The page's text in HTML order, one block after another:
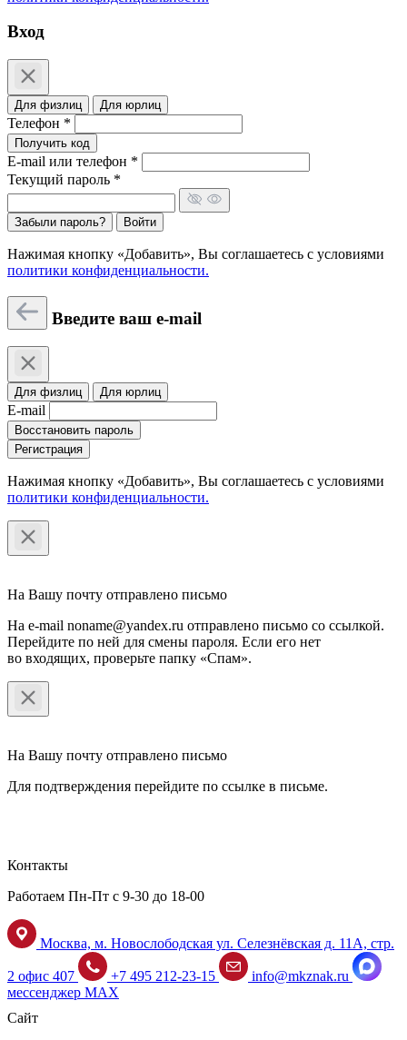
Вход
Для физлиц Для юрлиц
Телефон *
Получить код
E-mail или телефон *
Текущий пароль *
Забыли пароль? Войти
Нажимая кнопку «Добавить», Вы соглашаетесь c условиями
политики конфиденциальности.
Введите ваш e-mail
Для физлиц Для юрлиц
E-mail
Восстановить пароль
Регистрация
Нажимая кнопку «Добавить», Вы соглашаетесь c условиями
политики конфиденциальности.
На Вашу почту отправлено письмо
На e-mail noname@yandex.ru отправлено письмо со ссылкой.
Перейдите по ней для смены пароля. Если его нет
во входящих, проверьте папку «Спам».
На Вашу почту отправлено письмо
Для подтверждения перейдите по ссылке в письме.
Контакты
Работаем Пн-Пт с 9-30 до 18-00
Москва, м. Новослободская ул. Селезнёвская д. 11А, стр.
2 офис 407 +7 495 212-23-15
info@mkznak.ru
мессенджер MAX
Сайт